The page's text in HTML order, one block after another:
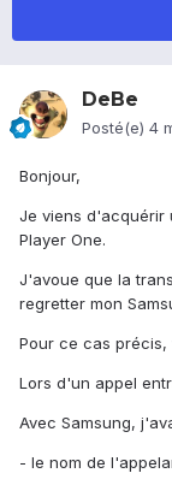
DeBe
Posté(e) 4
Bonjour,
Je viens d'acquérir
Player One.
J'avoue que la
regretter mon
Pour ce cas précis,
Lors d'un appel
Avec Samsung,
- le nom de